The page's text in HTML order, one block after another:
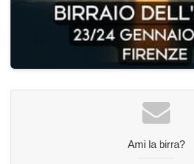
Ami la birra?